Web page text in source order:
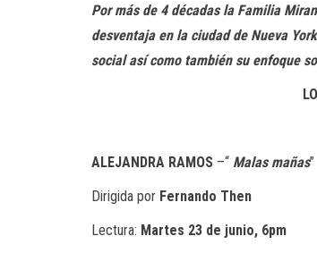
Por más de 4 décadas la Familia
desventaja en la ciudad de Nueva
social así como también su enfoque
LOS
ALEJANDRA RAMOS –“ Malas mañas”
Dirigida por Fernando Then
Lectura: Martes 23 de junio, 6pm